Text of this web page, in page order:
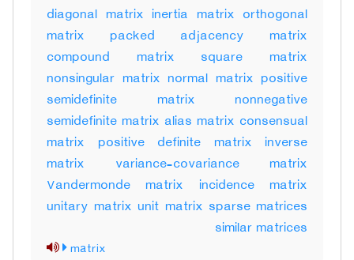
diagonal matrix inertia matrix orthogonal
matrix packed adjacency matrix
compound matrix square matrix
nonsingular matrix normal matrix positive
semidefinite matrix nonnegative
semidefinite matrix alias matrix consensual
matrix positive definite matrix inverse
matrix variance-covariance matrix
Vandermonde matrix incidence matrix
unitary matrix unit matrix sparse matrices
similar matrices
matrix